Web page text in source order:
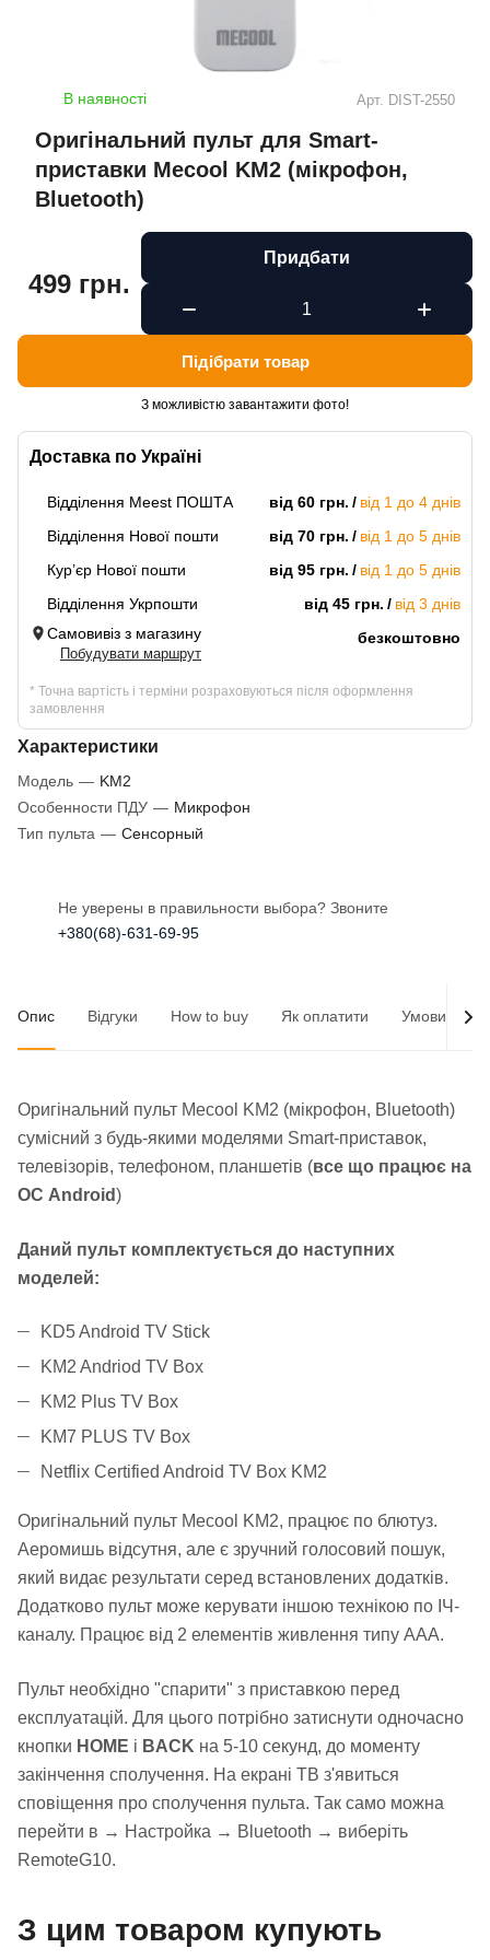
В наявності Арт. DIST-2550
Оригінальний пульт для Smart-
приставки Mecool KM2 (мікрофон,
Bluetooth)
Доставка по Україні
Відділення Meest ПОШТА від 60 грн.
від 1 до 4 днів
Відділення Нової пошти
від 70 грн.
від 1 до 5 днів
Кур’єр Нової пошти
від 95 грн.
від 1 до 5 днів
Відділення Укрпошти
від 45 грн.
від 3 днів
Самовивіз з магазину
Побудувати маршрут
безкоштовно
* Точна вартість і терміни розраховуються після оформлення
замовлення
Характеристики
Модель — KM2
Особенности ПДУ — Микрофон
Тип пульта — Сенсорный
499 грн.
Придбати
Підібрати товар
З можливістю завантажити фото!
Не уверены в правильности выбора? Звоните
+380(68)-631-69-95
Опис Відгуки How to buy Як оплатити Умови
Оригінальний пульт Mecool KM2 (мікрофон, Bluetooth)
сумісний з будь-якими моделями Smart-приставок,
телевізорів, телефоном, планшетів (все що працює на
ОС Android)
Даний пульт комплектується до наступних
моделей:
KD5 Android TV Stick
KM2 Andriod TV Box
KM2 Plus TV Box
KM7 PLUS TV Box
Netflix Certified Android TV Box KM2
Оригінальний пульт Mecool KM2, працює по блютуз.
Аеромишь відсутня, але є зручний голосовий пошук,
який видає результати серед встановлених додатків.
Додатково пульт може керувати іншою технікою по ІЧ-
каналу. Працює від 2 елементів живлення типу ААА.
Пульт необхідно "спарити" з приставкою перед
експлуатацій. Для цього потрібно затиснути одночасно
кнопки HOME і BACK на 5-10 секунд, до моменту
закінчення сполучення. На екрані ТВ з'явиться
сповіщення про сполучення пульта. Так само можна
перейти в → Настройка → Bluetooth → виберіть
RemoteG10.
З цим товаром купують